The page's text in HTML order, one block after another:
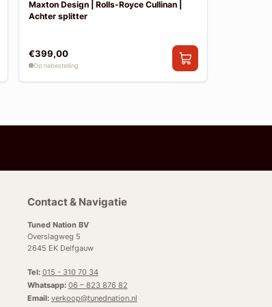
Maxton Design | Rolls-Royce Cullinan |
Achter splitter
€399,00
Op nabestelling
Contact & Navigatie
Tuned Nation BV
Overslagweg 5
2645 EK Delfgauw
Tel: 015 - 310 70 34
Whatsapp: 06 – 823 876 82
Email: verkoop@tunednation.nl